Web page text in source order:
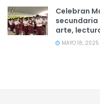
Celebran
arte,
MAYO 18, 2025